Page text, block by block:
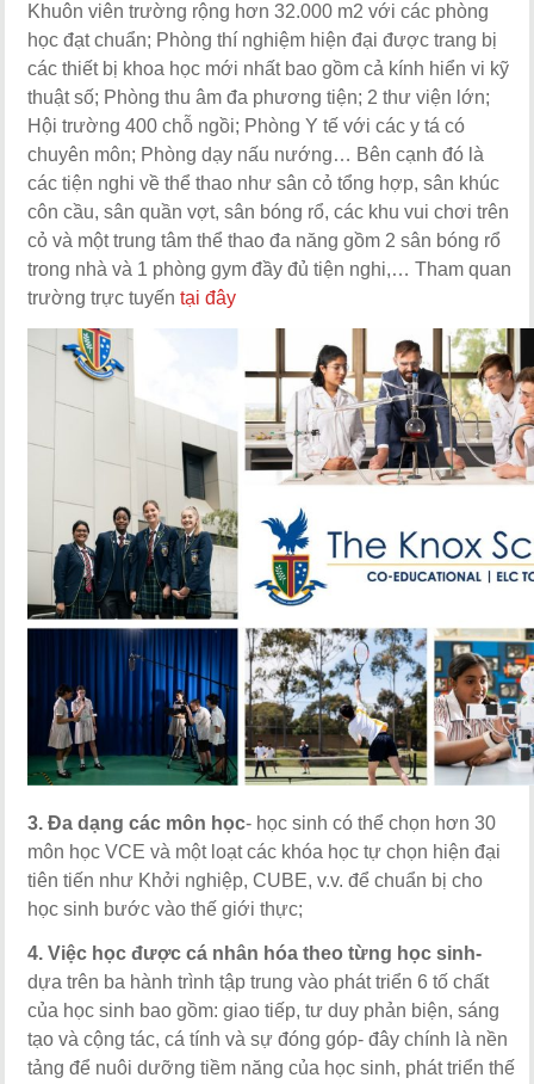
Khuôn viên trường rộng hơn 32.000 m2 với các phòng
học đạt chuẩn; Phòng thí nghiệm hiện đại được trang bị
các thiết bị khoa học mới nhất bao gồm cả kính hiển vi kỹ
thuật số; Phòng thu âm đa phương tiện; 2 thư viện lớn;
Hội trường 400 chỗ ngồi; Phòng Y tế với các y tá có
chuyên môn; Phòng dạy nấu nướng… Bên cạnh đó là
các tiện nghi về thể thao như sân cỏ tổng hợp, sân khúc
côn cầu, sân quần vợt, sân bóng rổ, các khu vui chơi trên
cỏ và một trung tâm thể thao đa năng gồm 2 sân bóng rổ
trong nhà và 1 phòng gym đầy đủ tiện nghi,… Tham quan
trường trực tuyếntại đây
3. Đa dạng các môn học- học sinh có thể chọn hơn 30
môn học VCE và một loạt các khóa học tự chọn hiện đại
tiên tiến như Khởi nghiệp, CUBE, v.v. để chuẩn bị cho
học sinh bước vào thế giới thực;
4. Việc học được cá nhân hóa theo từng học sinh-
dựa trên ba hành trình tập trung vào phát triển 6 tố chất
của học sinh bao gồm: giao tiếp, tư duy phản biện, sáng
tạo và cộng tác, cá tính và sự đóng góp- đây chính là nền
tảng để nuôi dưỡng tiềm năng của học sinh, phát triển thế